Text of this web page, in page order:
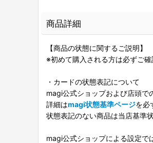
商品詳細
【商品の状態に関するご説明】
※初めて購入される方は必ずご確
・カードの状態表記について
magi公式ショップおよび店頭で
詳細はmagi状態基準ページを必
状態表記のない商品は当店基準
magi公式ショップによる設定で